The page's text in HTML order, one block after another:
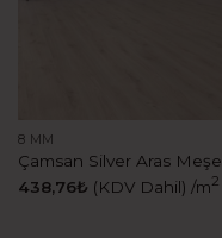
8 MM
Çamsan Silver Aras Meşe
438,76₺ (KDV Dahil) /m2